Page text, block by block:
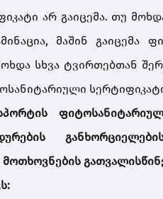
არ გაიცემა. თუ
მაშინ გაიცემა
სხვა ტვირთებთან